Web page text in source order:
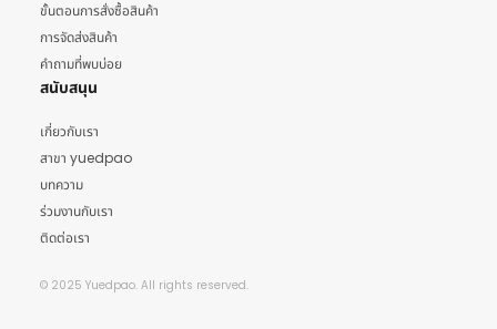
ขั้นตอนการสั่งซื้อสินค้า
การจัดส่งสินค้า
คำถามที่พบบ่อย
สนับสนุน
เกี่ยวกับเรา
สาขา yuedpao
บทความ
ร่วมงานกับเรา
ติดต่อเรา
© 2025 Yuedpao. All rights reserved.